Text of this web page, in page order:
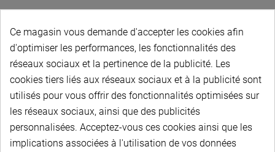
PAIEMENT SÉCURISÉ
Ce magasin vous demande d'accepter les cookies afin
d'optimiser les performances, les fonctionnalités des
réseaux sociaux et la pertinence de la publicité. Les
cookies tiers liés aux réseaux sociaux et à la publicité sont
utilisés pour vous offrir des fonctionnalités optimisées sur
les réseaux sociaux, ainsi que des publicités
personnalisées. Acceptez-vous ces cookies ainsi que les
implications associées à l'utilisation de vos données